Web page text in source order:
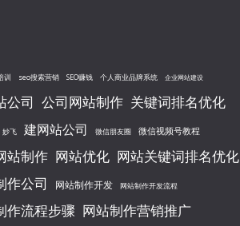
训 seo搜索营销 SEO赚钱 个人商业品牌系统 企业网站建设
公司 公司网站制作 关键词排名优化
妙飞 建网站公司 微信朋友圈 微信视频号教程
站制作 网站优化 网站关键词排名优化
作公司
网站制作开发 网站制作开发流程
作流程步骤 网站制作营销推广